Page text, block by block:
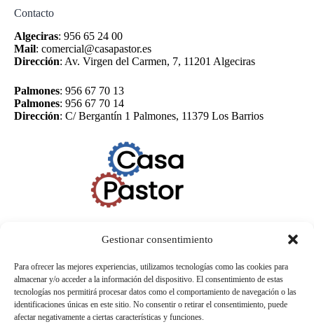
Gestionar consentimiento
Para ofrecer las mejores experiencias, utilizamos tecnologías como las cookies para
almacenar y/o acceder a la información del dispositivo. El consentimiento de estas
tecnologías nos permitirá procesar datos como el comportamiento de navegación o las
identificaciones únicas en este sitio. No consentir o retirar el consentimiento, puede
afectar negativamente a ciertas características y funciones.
Contacto
Algeciras: 956 65 24 00
Mail: comercial@casapastor.es
Dirección: Av. Virgen del Carmen, 7, 11201 Algeciras
Palmones: 956 67 70 13
Palmones: 956 67 70 14
Dirección: C/ Bergantín 1 Palmones, 11379 Los Barrios